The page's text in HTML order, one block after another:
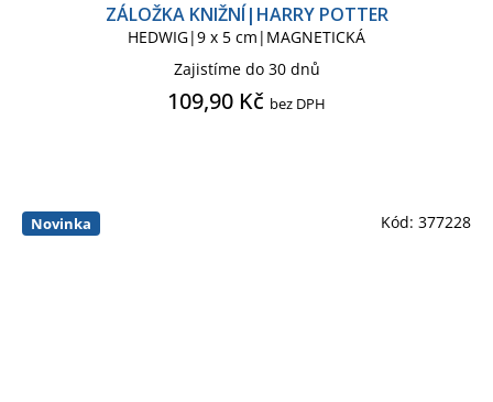
ZÁLOŽKA KNIŽNÍ|HARRY POTTER
HEDWIG|9 x 5 cm|MAGNETICKÁ
Zajistíme do 30 dnů
109,90 Kč bez DPH
Novinka Kód: 377228